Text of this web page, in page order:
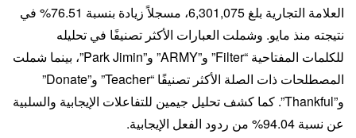
العلامة التجارية بلغ 6,301,075، مسجلاً زيادة بنسبة 76.51% في
نتيجته منذ مايو. وشملت العبارات الأكثر تصنيفًا في تحليله
للكلمات المفتاحية “Filter” و”ARMY” و”Park Jimin”، بينما شملت
المصطلحات ذات الصلة الأكثر تصنيفًا “Teacher” و”Donate”
و”Thankful”. كما كشف تحليل جيمين للتفاعلات الإيجابية والسلبية
عن نسبة 94.04% من ردود الفعل الإيجابية.